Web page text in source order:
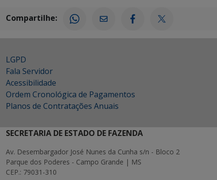
Compartilhe:
LGPD
Fala Servidor
Acessibilidade
Ordem Cronológica de Pagamentos
Planos de Contratações Anuais
SECRETARIA DE ESTADO DE FAZENDA
Av. Desembargador José Nunes da Cunha s/n - Bloco 2
Parque dos Poderes - Campo Grande | MS
CEP.: 79031-310